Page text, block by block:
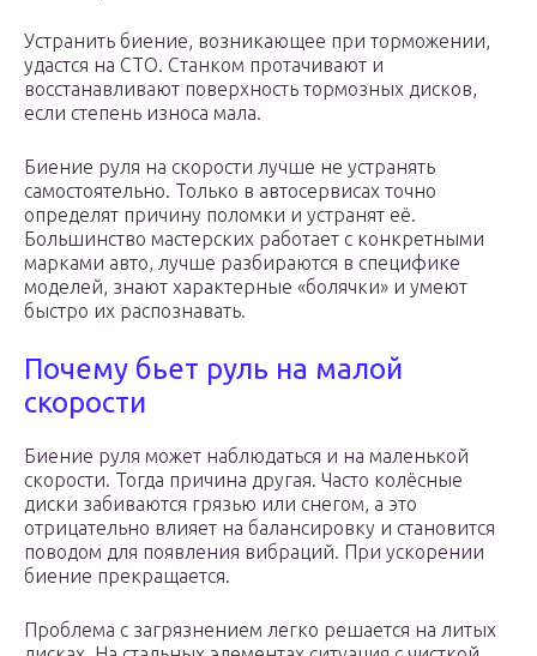
Устранить биение, возникающее при торможении,
удастся на СТО. Станком протачивают и
восстанавливают поверхность тормозных дисков,
если степень износа мала.
Биение руля на скорости лучше не устранять
самостоятельно. Только в автосервисах точно
определят причину поломки и устранят её.
Большинство мастерских работает с конкретными
марками авто, лучше разбираются в специфике
моделей, знают характерные «болячки» и умеют
быстро их распознавать.
Почему бьет руль на малой
скорости
Биение руля может наблюдаться и на маленькой
скорости. Тогда причина другая. Часто колёсные
диски забиваются грязью или снегом, а это
отрицательно влияет на балансировку и становится
поводом для появления вибраций. При ускорении
биение прекращается.
Проблема с загрязнением легко решается на литых